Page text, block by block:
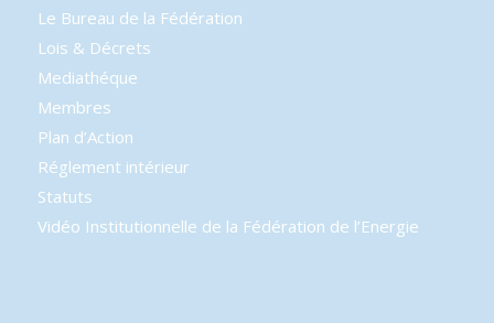
Le Bureau de la Fédération
Lois & Décrets
Mediathéque
Membres
Plan d’Action
Réglement intérieur
Statuts
Vidéo Institutionnelle de la Fédération de l’Energie